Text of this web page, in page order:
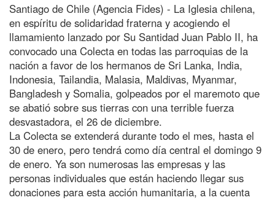
Santiago de Chile (Agencia Fides) - La Iglesia chilena,
en espíritu de solidaridad fraterna y acogiendo el
llamamiento lanzado por Su Santidad Juan Pablo II, ha
convocado una Colecta en todas las parroquias de la
nación a favor de los hermanos de Sri Lanka, India,
Indonesia, Tailandia, Malasia, Maldivas, Myanmar,
Bangladesh y Somalia, golpeados por el maremoto que
se abatió sobre sus tierras con una terrible fuerza
desvastadora, el 26 de diciembre.
La Colecta se extenderá durante todo el mes, hasta el
30 de enero, pero tendrá como día central el domingo 9
de enero. Ya son numerosas las empresas y las
personas individuales que están haciendo llegar sus
donaciones para esta acción humanitaria, a la cuenta